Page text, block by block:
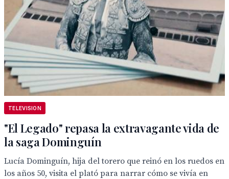
TELEVISION
"El Legado" repasa la extravagante vida de
la saga Dominguín
Lucía Dominguín, hija del torero que reinó en los ruedos en
los años 50, visita el plató para narrar cómo se vivía en